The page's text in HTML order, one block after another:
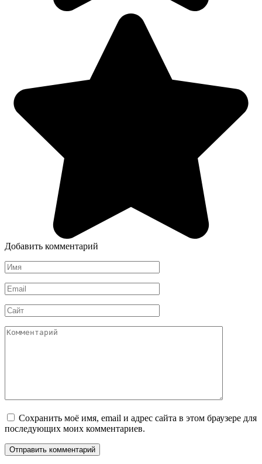
Добавить комментарий
Имя
*
Email
*
Сайт
Комментарий
Сохранить моё имя, email и адрес сайта в этом браузере для
последующих моих комментариев.